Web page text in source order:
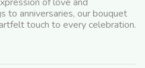
to anniversaries, our bouquet
touch to every celebration.